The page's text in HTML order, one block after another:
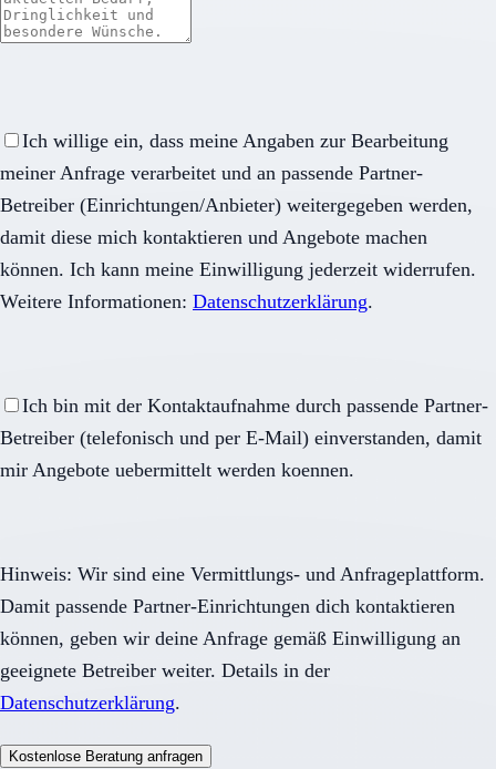
Ich willige ein, dass meine Angaben zur Bearbeitung
meiner Anfrage verarbeitet und an passende Partner-
Betreiber (Einrichtungen/Anbieter) weitergegeben werden,
damit diese mich kontaktieren und Angebote machen
können. Ich kann meine Einwilligung jederzeit widerrufen.
Weitere Informationen: Datenschutzerklärung.
Ich bin mit der Kontaktaufnahme durch passende Partner-
Betreiber (telefonisch und per E-Mail) einverstanden, damit
mir Angebote uebermittelt werden koennen.
Hinweis: Wir sind eine Vermittlungs- und Anfrageplattform.
Damit passende Partner-Einrichtungen dich kontaktieren
können, geben wir deine Anfrage gemäß Einwilligung an
geeignete Betreiber weiter. Details in der
Datenschutzerklärung.
Kostenlose Beratung anfragen